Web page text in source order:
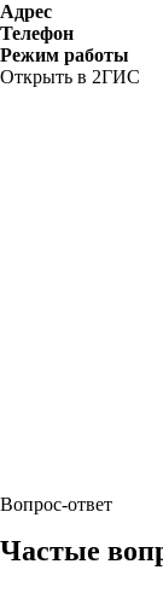
Адрес
Телефон
Режим работы
Открыть в 2ГИС
Вопрос-ответ
Частые